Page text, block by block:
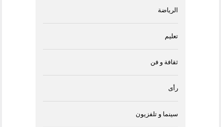
الرياضة
تعليم
ثقافة و فن
رأى
سينما و تلفزيون